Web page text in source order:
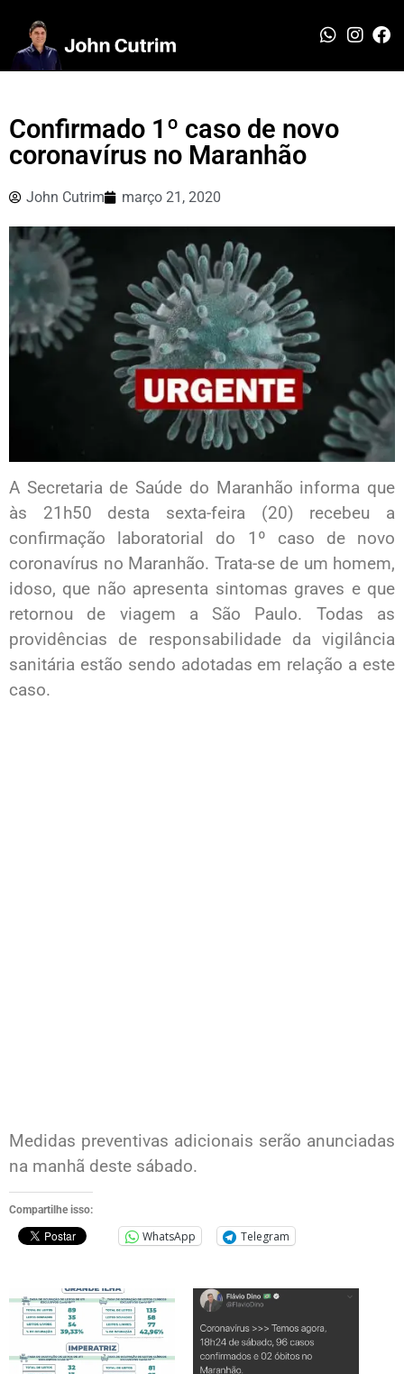
Confirmado 1º caso de novo
coronavírus no Maranhão
John Cutrim março 21, 2020
A Secretaria de Saúde do Maranhão informa que
às 21h50 desta sexta-feira (20) recebeu a
confirmação laboratorial do 1º caso de novo
coronavírus no Maranhão. Trata-se de um homem,
idoso, que não apresenta sintomas graves e que
retornou de viagem a São Paulo. Todas as
providências de responsabilidade da vigilância
sanitária estão sendo adotadas em relação a este
caso.
Medidas preventivas adicionais serão anunciadas
na manhã deste sábado.
Compartilhe isso:
WhatsApp Telegram